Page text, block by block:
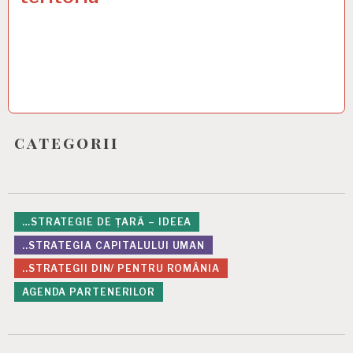
categorii
…STRATEGIE DE ȚARĂ – IDEEA
..STRATEGIA CAPITALULUI UMAN
..STRATEGII DIN/ PENTRU ROMÂNIA
AGENDA PARTENERILOR